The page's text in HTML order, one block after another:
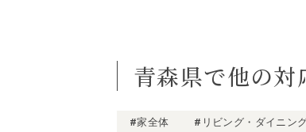
青森県で他の
#家全体 #リビング・ダイニン